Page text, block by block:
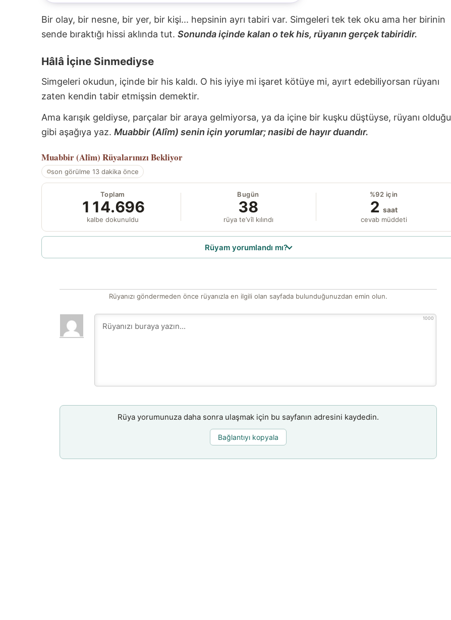
Bir olay, bir nesne, bir yer, bir kişi... hepsinin ayrı tabiri var. Simgeleri tek tek oku ama her birinin
sende bıraktığı hissi aklında tut. Sonunda içinde kalan o tek his, rüyanın gerçek tabiridir.
Hâlâ İçine Sinmediyse
Simgeleri okudun, içinde bir his kaldı. O his iyiye mi işaret kötüye mi, ayırt edebiliyorsan rüyanı
zaten kendin tabir etmişsin demektir.
Ama karışık geldiyse, parçalar bir araya gelmiyorsa, ya da içine bir kuşku düştüyse, rüyanı olduğu
gibi aşağıya yaz. Muabbir (Alîm) senin için yorumlar; nasibi de hayır duandır.
Muabbir (Alîm) Rüyalarınızı Bekliyor
son görülme 13 dakika önce
Toplam
114.696
kalbe dokunuldu
Bugün
38
rüya te’vîl kılındı
%92 için
2 saat
cevab müddeti
Rüyam yorumlandı mı?
Rüyanızı göndermeden önce rüyanızla en ilgili olan sayfada bulunduğunuzdan emin olun.
1000
Rüya yorumunuza daha sonra ulaşmak için bu sayfanın adresini kaydedin.
Bağlantıyı kopyala